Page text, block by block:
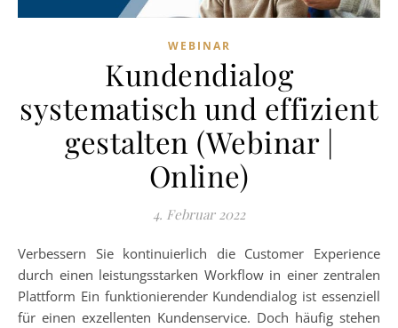
WEBINAR
Kundendialog
systematisch und effizient
gestalten (Webinar |
Online)
4. Februar 2022
Verbessern Sie kontinuierlich die Customer Experience
durch einen leistungsstarken Workflow in einer zentralen
Plattform Ein funktionierender Kundendialog ist essenziell
für einen exzellenten Kundenservice. Doch häufig stehen